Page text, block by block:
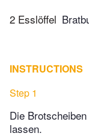
2 Esslöffel
INSTRUCTIONS
Step 1
Die
lassen.